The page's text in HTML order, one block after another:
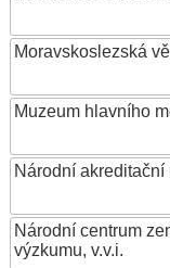
Moravskoslezská
Muzeum hlavního
Národní
Národní centrum
výzkumu, v.v.i.